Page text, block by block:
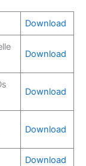
Download
Download
Download
Download
Download